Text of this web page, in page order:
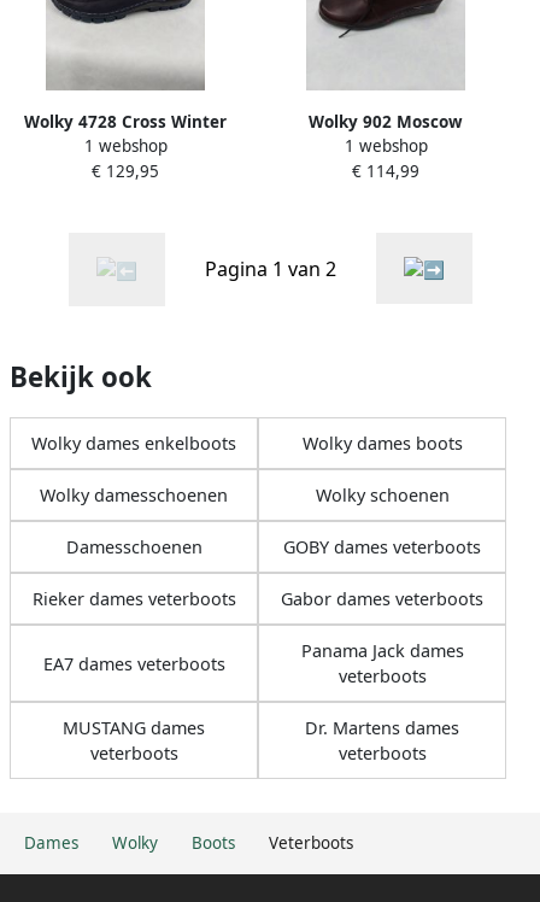
Dames Wolky Boots Veterboots
Wolky 4728 Cross Winter
veterboots donkerblauw
1 webshop
€ 129,95
Wolky 902 Moscow
veterboots bruin
1 webshop
€ 114,99
Pagina 1 van 2
Bekijk ook
Wolky dames enkelboots Wolky dames boots
Wolky damesschoenen Wolky schoenen
Damesschoenen GOBY dames veterboots
Rieker dames veterboots Gabor dames veterboots
EA7 dames veterboots
Panama Jack dames
veterboots
MUSTANG dames
veterboots
Dr. Martens dames
veterboots